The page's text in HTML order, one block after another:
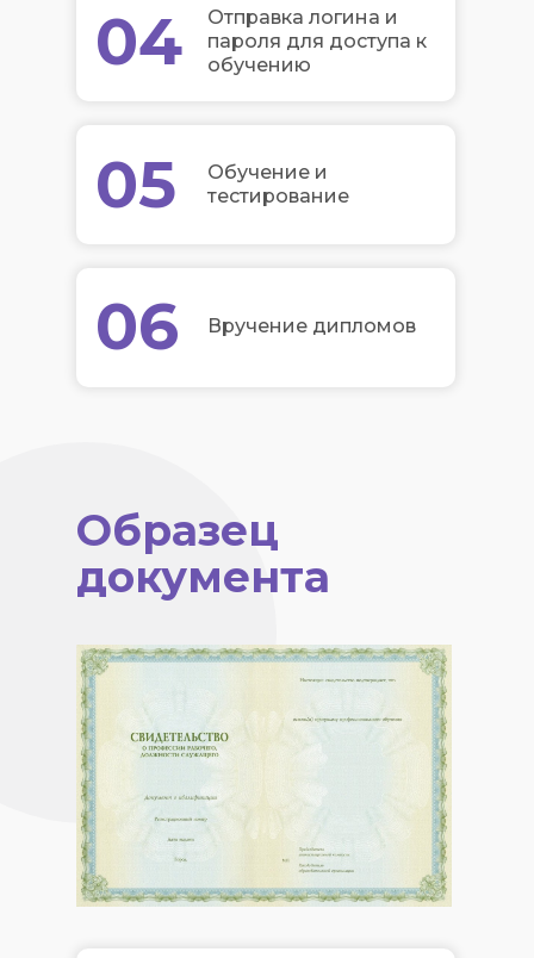
04
05
06
Отправка логина и
пароля для доступа к
обучению
Обучение и
тестирование
Вручение дипломов
Образец
документа